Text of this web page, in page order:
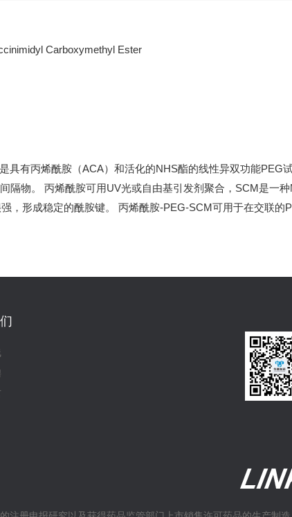
Carboxymethyl Ester
具有丙烯酰胺（ACA）和活化的NHS酯的线性异双功能PEG
隔物。 丙烯酰胺可用UV光或自由基引发剂聚合，SCM是一
，形成稳定的酰胺键。 丙烯酰胺-PEG-SCM可用于在交联的